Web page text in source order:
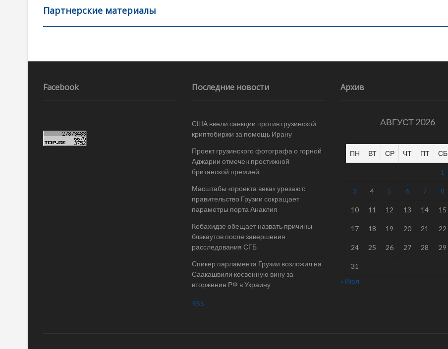
b
o
k
er l
а
в
ть
Партнерские материалы
Навигация
записям
Facebook Последние новости
США ввели санкции против грузинской
криптобиржи за помощь Ирану
Проект грузинского фотографа о горной
Аджарии отмечен престижной
британской премией
Масштабы «проекта века» урезают:
правительство Грузии сокращает
параметры порта Анаклия
Кобахидзе обещает назвать причины
блэкаутов после завершения
расследования СГБ
Спикер парламента Грузии возложил на
Саакашвили косвенную вину за
вторжение РФ в Украину
RSS
Архив
АВГУСТ 2026
ПН ВТ СР ЧТ ПТ СБ
1
3 4 5 6 7 8
10 11 12 13 14 15
17 18 19 20 21 22
24 25 26 27 28 29
31
« Июл